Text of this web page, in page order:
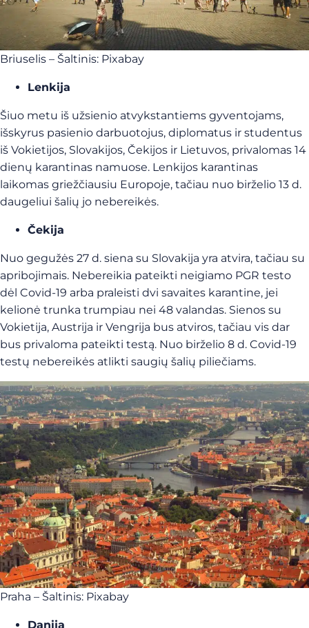
Briuselis – Šaltinis: Pixabay
Lenkija
Šiuo metu iš užsienio atvykstantiems gyventojams,
išskyrus pasienio darbuotojus, diplomatus ir studentus
iš Vokietijos, Slovakijos, Čekijos ir Lietuvos, privalomas 14
dienų karantinas namuose. Lenkijos karantinas
laikomas griežčiausiu Europoje, tačiau nuo birželio 13 d.
daugeliui šalių jo nebereikės.
Čekija
Nuo gegužės 27 d. siena su Slovakija yra atvira, tačiau su
apribojimais. Nebereikia pateikti neigiamo PGR testo
dėl Covid-19 arba praleisti dvi savaites karantine, jei
kelionė trunka trumpiau nei 48 valandas. Sienos su
Vokietija, Austrija ir Vengrija bus atviros, tačiau vis dar
bus privaloma pateikti testą. Nuo birželio 8 d. Covid-19
testų nebereikės atlikti saugių šalių piliečiams.
Praha – Šaltinis: Pixabay
Danija